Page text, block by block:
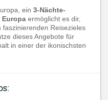
ein 3-Nächte-
ermöglicht es dir,
Reisezieles
dieses Angebote für
in einer der ikonischsten